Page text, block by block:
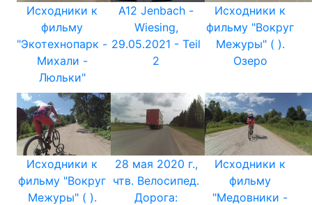
Исходники к
фильму
"Экотехнопарк -
Михали -
Люльки"
A12 Jenbach -
Wiesing,
29.05.2021 - Teil
2
Исходники к
фильму "Вокруг
Межуры" ( ).
Озеро
Исходники к
фильму "Вокруг
Межуры" ( ).
28 мая 2020 г.,
чтв. Велосипед.
Дорога:
Исходники к
фильму
"Медовники -